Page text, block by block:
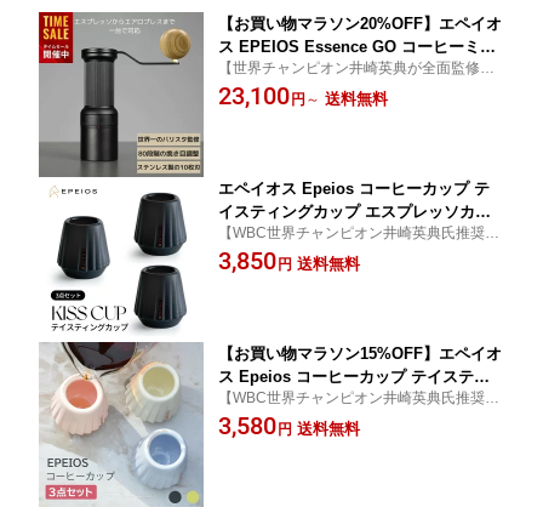
【お買い物マラソン20%OFF】エペイオ
ス EPEIOS Essence GO コーヒーミル
手挽き コーヒーミル コーヒーグライン
ダー 手動 手挽き ステンレス10枚刃 臼
【世界チャンピオン井崎英典が全面監修】
極細挽きから粗挽きまで対応 超高品質ステ
ンレス10枚刃 コーヒー豆 エスプレッソ コ
23,100円 ～ 送料無料
エペイオス Epeios コーヒーカップ テ
イスティングカップ エスプレッソカッ
プ KISSCUP 3点セット 陶器 エスプレ
ッソ カップデミタスカップ 45ml ロッ
【WBC世界チャンピオン井崎英典氏推奨】
エペイオス(Epeios) コーヒーカップ 陶器 3
個入り エスプレッソ カップ フローラル ホ
3,850円 送料無料
【お買い物マラソン15%OFF】エペイオ
ス Epeios コーヒーカップ テイスティ
ングカップ エスプレッソカップ KISSC
UP 3点セット 陶器 エスプレッソ カップ
【WBC世界チャンピオン井崎英典氏推奨】
エペイオス(Epeios) コーヒーカップ 陶器 3
個入り エスプレッソ カップ フローラル ホ
3,580円 送料無料